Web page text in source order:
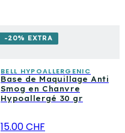
-20% EXTRA
BELL HYPOALLERGENIC
Base de Maquillage Anti
Smog en Chanvre
Hypoallergé 30 gr
15.00 CHF